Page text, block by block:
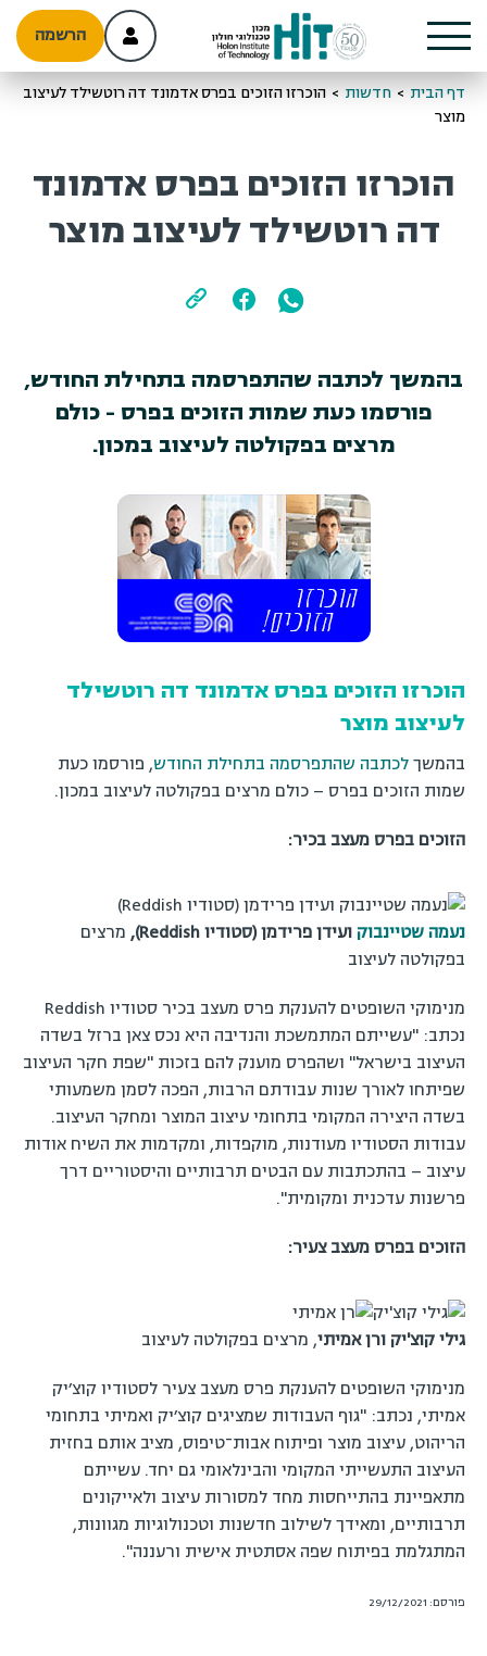
הרשמה
דף הבית > חדשות > הוכרזו הזוכים בפרס אדמונד דה רוטשילד לעיצוב
מוצר
הוכרזו הזוכים בפרס אדמונד
דה רוטשילד לעיצוב מוצר
בהמשך לכתבה שהתפרסמה בתחילת החודש,
פורסמו כעת שמות הזוכים בפרס - כולם
מרצים בפקולטה לעיצוב במכון.
הוכרזו הזוכים בפרס אדמונד דה רוטשילד
לעיצוב מוצר
בהמשךלכתבה שהתפרסמה בתחילת החודש, פורסמו כעת
שמות הזוכים בפרס – כולם מרצים בפקולטה לעיצוב במכון.
הזוכים בפרס מעצב בכיר:
נעמה שטיינבוק ועידן פרידמן (סטודיו Reddish),
מרצים
בפקולטה לעיצוב
מנימוקי השופטים להענקת פרס מעצב בכיר סטודיו Reddish
נכתב: "עשייתם המתמשכת והנדיבה היא נכס צאן ברזל בשדה
העיצוב בישראל" ושהפרס מוענק להם בזכות "שפת חקר העיצוב
שפיתחו לאורך שנות עבודתם הרבות, הפכה לסמן משמעותי
בשדה היצירה המקומי בתחומי עיצוב המוצר ומחקר העיצוב.
עבודות הסטודיו מעודנות, מוקפדות, ומקדמות את השיח אודות
עיצוב – בהתכתבות עם הבטים תרבותיים והיסטוריים דרך
פרשנות עדכנית ומקומית".
הזוכים בפרס מעצב צעיר:
גילי קוצ'יק ורן אמיתי, מרצים בפקולטה לעיצוב
מנימוקי השופטים להענקת פרס מעצב צעיר לסטודיו קוצ׳יק
אמיתי, נכתב: "גוף העבודות שמציגים קוצ׳יק ואמיתי בתחומי
הריהוט, עיצוב מוצר ופיתוח אבות־טיפוס, מציב אותם בחזית
העיצוב התעשייתי המקומי והבינלאומי גם יחד. עשייתם
מתאפיינת בהתייחסות מחד למסורות עיצוב ולאייקונים
תרבותיים, ומאידך לשילוב חדשנות וטכנולוגיות מגוונות,
המתגלמת בפיתוח שפה אסתטית אישית ורעננה".
פורסם: 29/12/2021